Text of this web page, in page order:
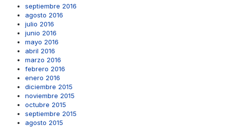
septiembre 2016
agosto 2016
julio 2016
junio 2016
mayo 2016
abril 2016
marzo 2016
febrero 2016
enero 2016
diciembre 2015
noviembre 2015
octubre 2015
septiembre 2015
agosto 2015